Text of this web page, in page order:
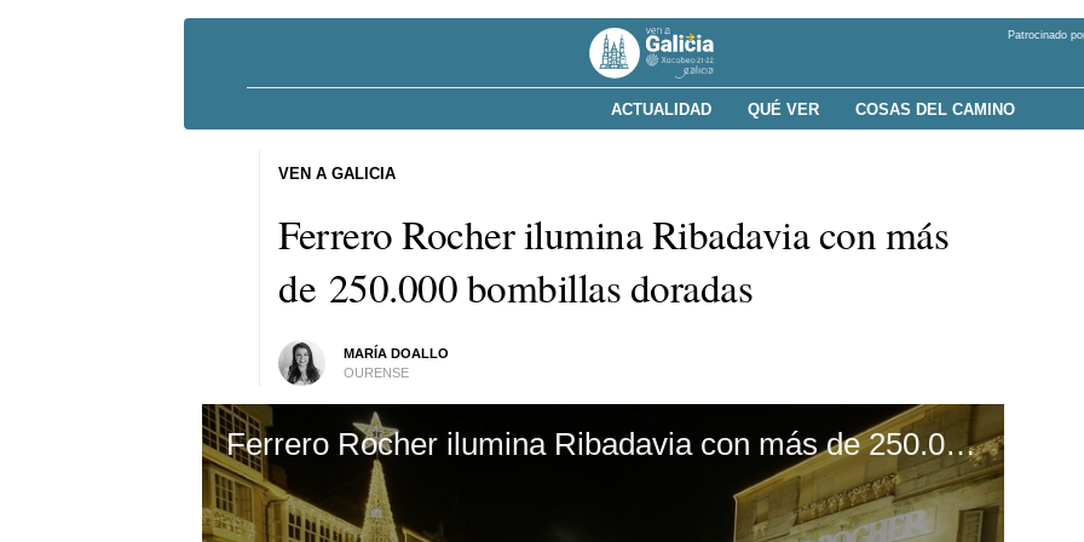
Patrocinado
ACTUALIDAD QUÉ VER COSAS DEL CAMINO
Ferrero Rocher ilumina Ribadavia con más
de 250.000 bombillas doradas
MARÍA DOALLO
OURENSE
VEN A GALICIA
Ferrero Rocher ilumina Ribadavia con más de 250.000 mil bombillas doradas